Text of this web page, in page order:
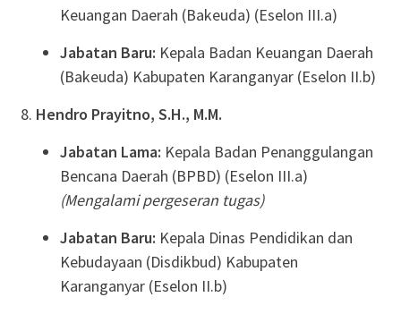
Keuangan Daerah (Bakeuda) (Eselon III.a)
Jabatan Baru: Kepala Badan Keuangan Daerah
(Bakeuda) Kabupaten Karanganyar (Eselon II.b)
Hendro Prayitno, S.H., M.M.
Jabatan Lama: Kepala Badan Penanggulangan
Bencana Daerah (BPBD) (Eselon III.a)
(Mengalami pergeseran tugas)
Jabatan Baru: Kepala Dinas Pendidikan dan
Kebudayaan (Disdikbud) Kabupaten
Karanganyar (Eselon II.b)